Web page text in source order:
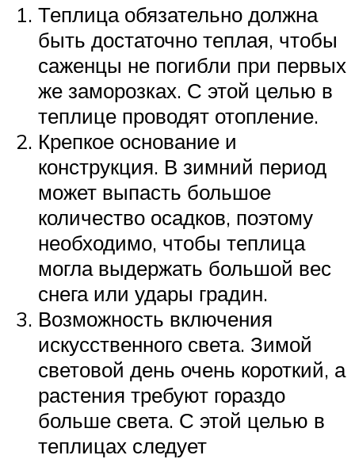
Теплица обязательно должна
быть достаточно теплая, чтобы
саженцы не погибли при первых
же заморозках. С этой целью в
теплице проводят отопление.
Крепкое основание и
конструкция. В зимний период
может выпасть большое
количество осадков, поэтому
необходимо, чтобы теплица
могла выдержать большой вес
снега или удары градин.
Возможность включения
искусственного света. Зимой
световой день очень короткий, а
растения требуют гораздо
больше света. С этой целью в
теплицах следует